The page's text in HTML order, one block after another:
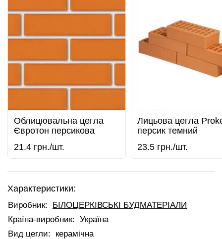
Облицювальна цегла
Євротон персикова
21.4 грн./шт.
Лицьова цегла
персик темний
23.5 грн./шт.
Характеристики:
Виробник:
БІЛОЦЕРКІВСЬКІ БУДМАТЕРІАЛИ
Країна-виробник: Україна
Вид цегли:
керамічна